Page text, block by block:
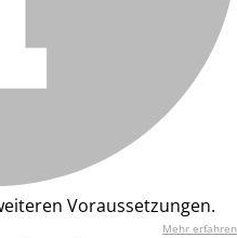
Voraussetzungen.
Mehr erfahren